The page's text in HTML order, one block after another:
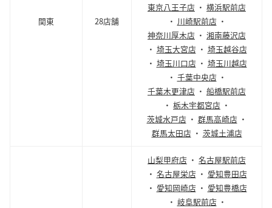
関東 28店舗
東京八王子店 ・ 横浜駅前店
・ 川崎駅前店・
神奈川厚木店 ・ 湘南藤沢店
・ 埼玉大宮店・ 埼玉越谷店
・ 埼玉川口店・ 埼玉川越店
・ 千葉中央店・
千葉木更津店 ・ 船橋駅前店
・ 栃木宇都宮店 ・
茨城水戸店・ 群馬高崎店・
群馬太田店・ 茨城土浦店
山梨甲府店 ・ 名古屋駅前店
・ 名古屋栄店・ 愛知豊田店
・ 愛知岡崎店・ 愛知豊橋店
・ 岐阜駅前店・